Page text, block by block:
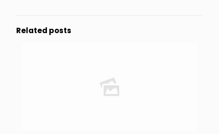
Related posts